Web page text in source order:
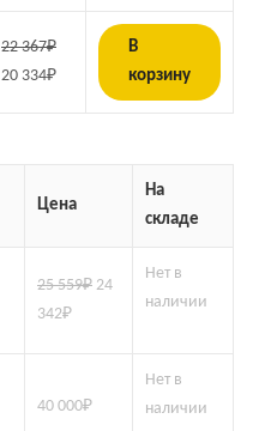
22 367₽
20 334₽
В
корзину
Цена
На
складе
25 559₽ 24
342₽
Нет в
наличии
40 000₽
Нет в
наличии